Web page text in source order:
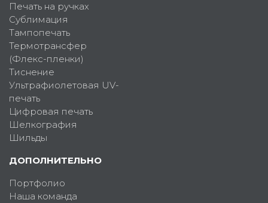
Печать на ручках
Сублимация
Тампопечать
Термотрансфер
(Флекс-пленки)
Тиснение
Ультрафиолетовая UV-
печать
Цифровая печать
Шелкография
Шильды
ДОПОЛНИТЕЛЬНО
Портфолио
Наша команда